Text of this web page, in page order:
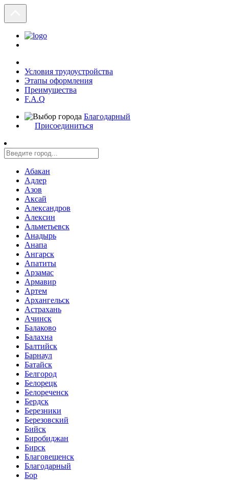
Условия трудоустройства
Этапы оформления
Преимущества
F.A.Q
Благодарный
Присоединиться
Абакан
Адлер
Азов
Аксай
Александров
Алексин
Альметьевск
Анадырь
Анапа
Ангарск
Апатиты
Арзамас
Армавир
Артем
Архангельск
Астрахань
Ачинск
Балаково
Балахна
Балтийск
Барнаул
Батайск
Белгород
Белорецк
Белореченск
Бердск
Березники
Березовский
Бийск
Биробиджан
Бирск
Благовещенск
Благодарный
Бор